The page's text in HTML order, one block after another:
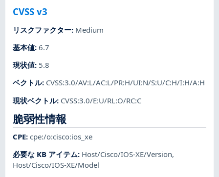
CVSS v3
リスクファクター: Medium
基本値:6.7
現状値: 5.8
ベクトル: CVSS:3.0/AV:L/AC:L/PR:H/UI:N/S:U/C:H/I:H/A:H
現状ベクトル: CVSS:3.0/E:U/RL:O/RC:C
脆弱性情報
CPE:cpe:/o:cisco:ios_xe
必要な KB アイテム: Host/Cisco/IOS-XE/Version,
Host/Cisco/IOS-XE/Model